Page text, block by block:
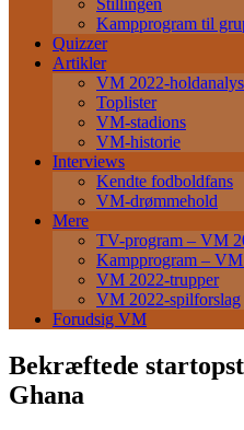
Stillingen
Kampprogram til
Quizzer
Artikler
VM 2022-
Toplister
VM-stadions
VM-historie
Interviews
Kendte fodboldfans
VM-drømmehold
Mere
TV-program – VM
Kampprogram –
VM 2022-trupper
VM 2022-spilforslag
Forudsig VM
Bekræftede
Ghana